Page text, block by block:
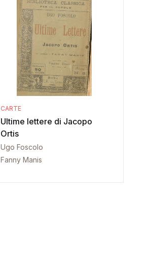
CARTE
Ultime lettere di Jacopo
Ortis
Ugo Foscolo
Fanny Manis